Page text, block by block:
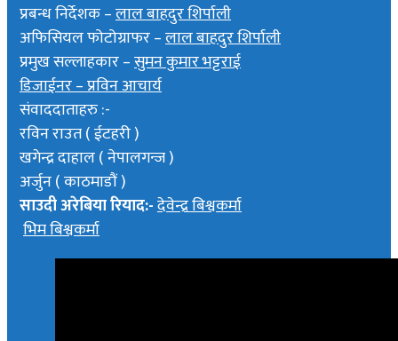
प्रबन्ध निर्देशक –लाल बाहदुर शिर्पाली
अफिसियल फोटोग्राफर –लाल बाहदुर शिर्पाली
प्रमुख सल्लाहकार –सुमन कुमार भट्टराई
डिजाईनर – प्रविन आचार्य
संवाददाताहरु :-
रविन राउत ( ईटहरी )
खगेन्द्र दाहाल ( नेपालगन्ज )
अर्जुन ( काठमाडौं )
साउदी अरेबिया रियाद:-देवेन्द्र बिश्वकर्मा
भिम बिश्वकर्मा